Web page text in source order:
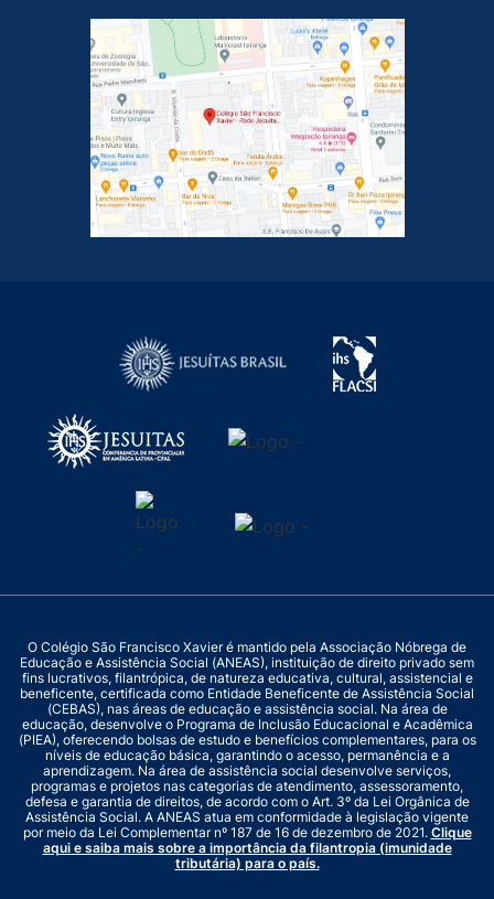
O Colégio São Francisco Xavier é mantido pela Associação Nóbrega de
Educação e Assistência Social (ANEAS), instituição de direito privado sem
fins lucrativos, filantrópica, de natureza educativa, cultural, assistencial e
beneficente, certificada como Entidade Beneficente de Assistência Social
(CEBAS), nas áreas de educação e assistência social. Na área de
educação, desenvolve o Programa de Inclusão Educacional e Acadêmica
(PIEA), oferecendo bolsas de estudo e benefícios complementares, para os
níveis de educação básica, garantindo o acesso, permanência e a
aprendizagem. Na área de assistência social desenvolve serviços,
programas e projetos nas categorias de atendimento, assessoramento,
defesa e garantia de direitos, de acordo com o Art. 3º da Lei Orgânica de
Assistência Social. A ANEAS atua em conformidade à legislação vigente
por meio da Lei Complementar nº 187 de 16 de dezembro de 2021. Clique
aqui e saiba mais sobre a importância da filantropia (imunidade
tributária) para o país.